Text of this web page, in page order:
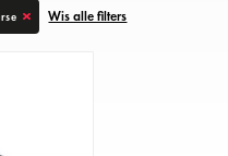
Wis alle filters